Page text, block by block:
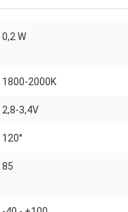
0,2 W
1800-2000K
2,8-3,4V
120°
85